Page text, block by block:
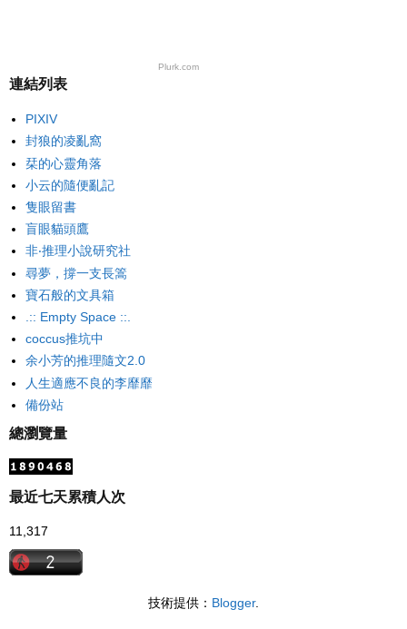
Plurk.com
連結列表
PIXIV
封狼的凌亂窩
栞的心靈角落
小云的隨便亂記
隻眼留書
盲眼貓頭鷹
非‧推理小說研究社
尋夢，撐一支長篙
寶石般的文具箱
.:: Empty Space ::.
coccus推坑中
余小芳的推理隨文2.0
人生適應不良的李靡靡
備份站
總瀏覽量
最近七天累積人次
11,317
技術提供： Blogger.